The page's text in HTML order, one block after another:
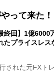
って来た！
終回】1億
たプライスレ
された元FXト